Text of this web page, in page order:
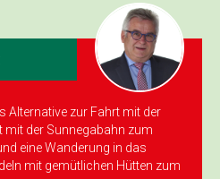
Alternative zur Fahrt mit der
mit der Sunnegabahn zum
eine Wanderung in das
mit gemütlichen Hütten zum